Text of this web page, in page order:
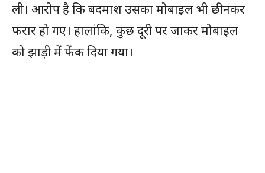
ली। आरोप है कि बदमाश उसका मोबाइल भी छीनकर
फरार हो गए। हालांकि, कुछ दूरी पर जाकर मोबाइल
को झाड़ी में फेंक दिया गया।